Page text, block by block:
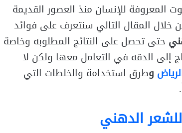
للإنسان منذ العصور القديمة
المقال التالي سنتعرف على فوائد
حتى تحصل على النتائج المطلوبه وخاصة
إلى الدقه في التعامل معها ولكن لا
وطرق استخدامة والخلطات التي
الدهني